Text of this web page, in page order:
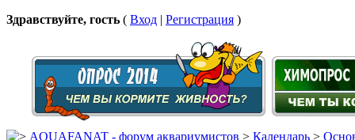
Здравствуйте, гость ( Вход | Регистрация )
AQUAFANAT - форум аквариумистов > Календарь >